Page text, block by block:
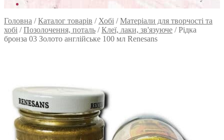
Головна /Каталог товарів / Хобі /Матеріали для творчості та
хобі /Позолочення, поталь /Клеї, лаки, зв'язуюче /Рідка
бронза 03 Золото англійське 100 мл Renesans